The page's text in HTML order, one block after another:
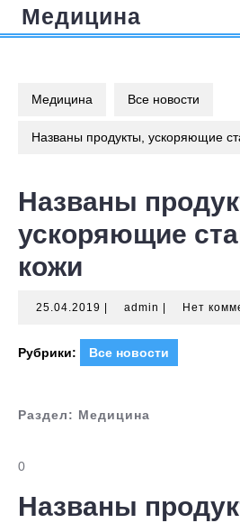
ПерейтиМедицина
Медицина Все новости
Названы продукты, ускоряющие
Названы
ускоряющие
кожи
25.04.2019 25.04.2019
admin adminНет
Рубрики: Все новости
Раздел: Медицина
0
Названы